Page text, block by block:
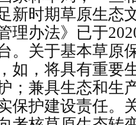
新时期草原生态
理办法》已于
。关于基本草原
如，将具有重要
；兼具生态和生
保护建设责任。